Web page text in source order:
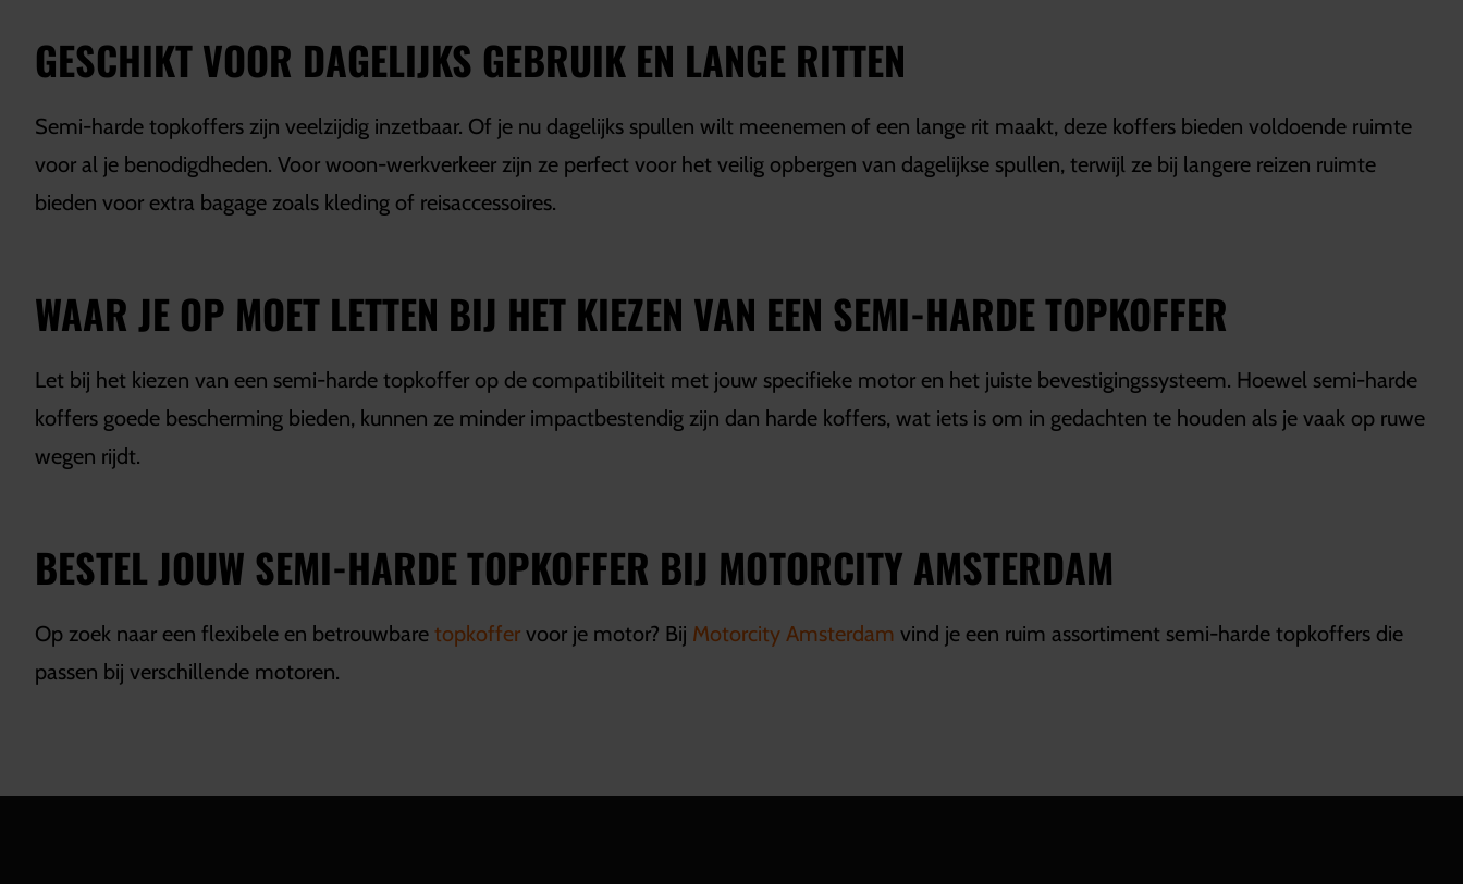
GESCHIKT VOOR DAGELIJKS GEBRUIK EN LANGE RITTEN
Semi-harde topkoffers zijn veelzijdig inzetbaar. Of je nu dagelijks spullen wilt meenemen of een lange rit maakt, deze koffers bieden voldoende ruimte
voor al je benodigdheden. Voor woon-werkverkeer zijn ze perfect voor het veilig opbergen van dagelijkse spullen, terwijl ze bij langere reizen ruimte
bieden voor extra bagage zoals kleding of reisaccessoires.
WAAR JE OP MOET LETTEN BIJ HET KIEZEN VAN EEN SEMI-HARDE TOPKOFFER
Let bij het kiezen van een semi-harde topkoffer op de compatibiliteit met jouw specifieke motor en het juiste bevestigingssysteem. Hoewel semi-harde
koffers goede bescherming bieden, kunnen ze minder impactbestendig zijn dan harde koffers, wat iets is om in gedachten te houden als je vaak op ruwe
wegen rijdt.
BESTEL JOUW SEMI-HARDE TOPKOFFER BIJ MOTORCITY AMSTERDAM
Op zoek naar een flexibele en betrouwbare topkoffer voor je motor? Bij Motorcity Amsterdam vind je een ruim assortiment semi-harde topkoffers die
passen bij verschillende motoren.